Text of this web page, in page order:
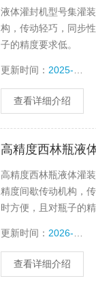
液体灌封机型号集灌
构，传动轻巧，同步
子的精度要求低。
更新时间： 2025-12-26
查看详细介绍
高精度西林瓶液
高精度西林瓶液体灌
精度间歇传动机构，
时方便，且对瓶子的精
更新时间： 2026-08-05
查看详细介绍